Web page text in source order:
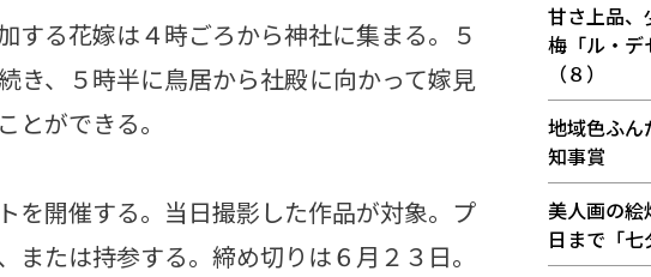
る花嫁は４時ごろから神社に集まる。５
き、５時半に鳥居から社殿に向かって嫁見
ができる。
開催する。当日撮影した作品が対象。プ
たは持参する。締め切りは６月２３日。
甘さ上品
梅「ル・
（８）
地域色ふ
知事賞
美人画の
日まで「七